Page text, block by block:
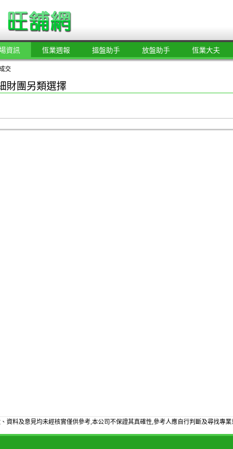
資訊 恆業週報 搵盤助手 放盤助手 恆業大夫
交
財團另類選擇
資料及意見均未經核實僅供參考,本公司不保證其真確性,參考人應自行判斷及尋找專業